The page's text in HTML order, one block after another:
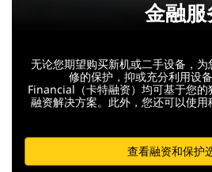
金融服
无论您期望购买新机或二手设备，
修的保护，抑或充分利用设
Financial（卡特融资）均可基于您的
融资解决方案。此外，您还可以使
查看融资和保护